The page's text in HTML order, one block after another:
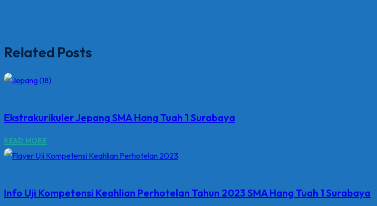
Related Posts
Ekstrakurikuler Jepang SMA Hang Tuah 1 Surabaya
READ MORE
Info Uji Kompetensi Keahlian Perhotelan Tahun 2023 SMA Hang Tuah 1 Surabaya